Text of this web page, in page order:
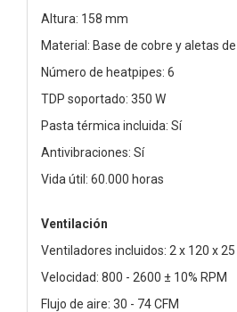
Altura: 158 mm
Material: Base de cobre y aletas
Número de heatpipes: 6
TDP soportado: 350 W
Pasta térmica incluida: Sí
Antivibraciones: Sí
Vida útil: 60.000 horas
Ventilación
Ventiladores incluidos: 2 x 120 x
Velocidad: 800 - 2600 ± 10% RPM
Flujo de aire: 30 - 74 CFM